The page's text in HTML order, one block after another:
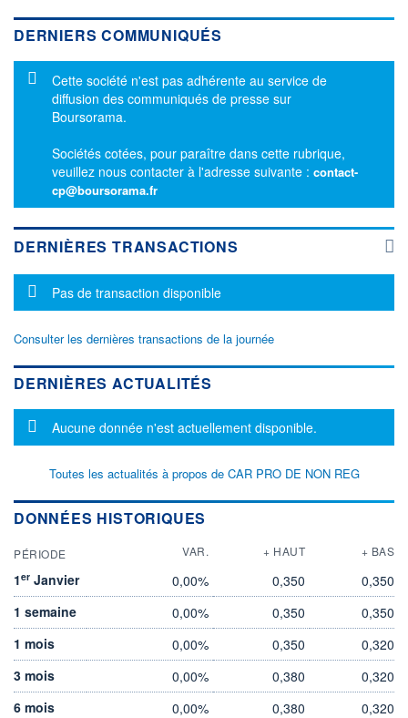
DERNIERS COMMUNIQUÉS
Message d'information
Cette société n'est pas adhérente au service de
diffusion des communiqués de presse sur
Boursorama.
Sociétés cotées, pour paraître dans cette rubrique,
veuillez nous contacter à l'adresse suivante : contact-
cp@boursorama.fr
DERNIÈRES TRANSACTIONS
Message d'information
Pas de transaction disponible
Consulter les dernières transactions de la journée
DERNIÈRES ACTUALITÉS
Message d'information
Aucune donnée n'est actuellement disponible.
Toutes les actualités à propos de CAR PRO DE NON REG
DONNÉES HISTORIQUES
PÉRIODE VAR. + HAUT + BAS
1er Janvier 0,00% 0,350
0,350
1 semaine
0,00% 0,350
0,350
1 mois
0,00% 0,350
0,320
3 mois
0,00% 0,380
0,320
6 mois
0,00% 0,380
0,320